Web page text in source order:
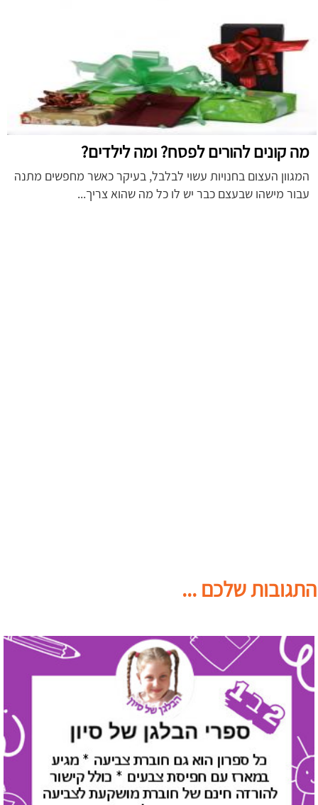
מה קונים להורים לפסח? ומה לילדים?
המגוון העצום בחנויות עשוי לבלבל, בעיקר כאשר מחפשים מתנה
עבור מישהו שבעצם כבר יש לו כל מה שהוא צריך...
התגובות שלכם ...